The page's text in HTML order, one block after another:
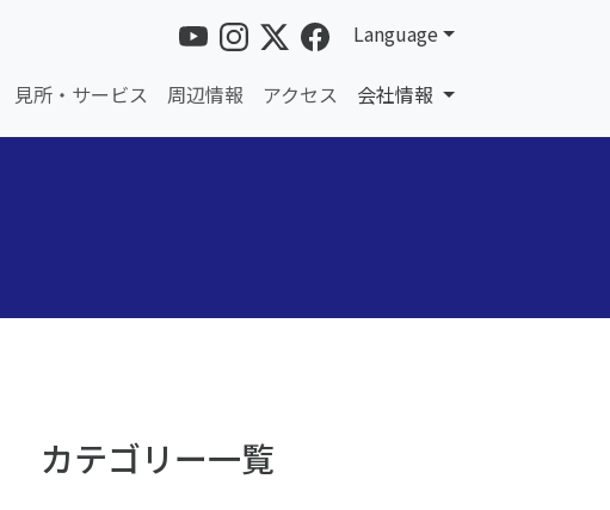
Language
見所・サービス 周辺情報 アクセス 会社情報
カテゴリー一覧